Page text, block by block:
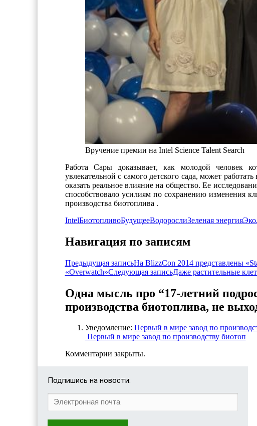
Вручение премии на Intel Science Talent Search
Работа Сары доказывает, как молодой человек
увлекательной с самого детского сада, может
оказать реальное влияние на общество. Ее
способствовало усилиям по сохранению изменения
производства биотоплива .
IntelБиотопливоБудущееВодорослиЗеленая энергия
Навигация по записям
Предыдущая записьНа BlizzCon 2014 представлены
«Overwatch»Следующая записьДаже растительные
Одна мысль про “17-летний
производства биотоплива, не
Уведомление: Первый в мире завод по
Первый в мире завод по производству биотоп
Комментарии закрыты.
Подпишись на новости: